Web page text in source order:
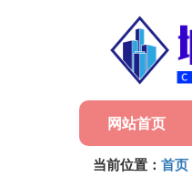
网站首页
当前位置： 首页